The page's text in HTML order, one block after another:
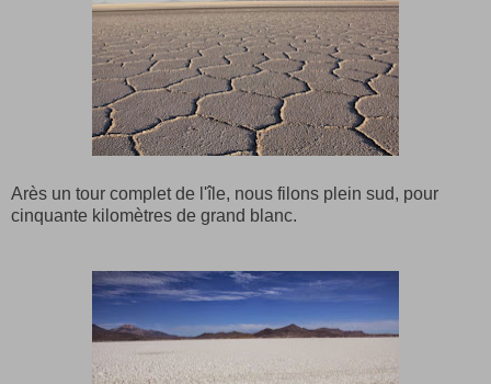
Arès un tour complet de l'île, nous filons plein sud, pour
cinquante kilomètres de grand blanc.